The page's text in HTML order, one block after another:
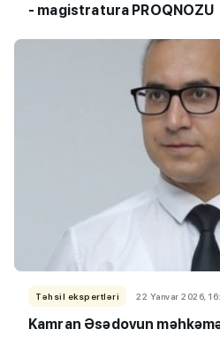
- magistratura PROQNOZU
Təhsil ekspertləri 22 Yanvar 2026,
Kamran Əsədovun